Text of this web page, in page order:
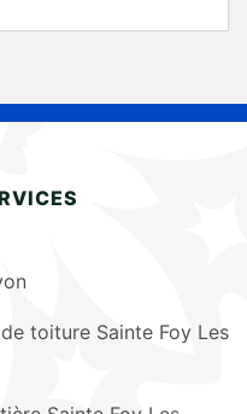
toiture Sainte Foy Les